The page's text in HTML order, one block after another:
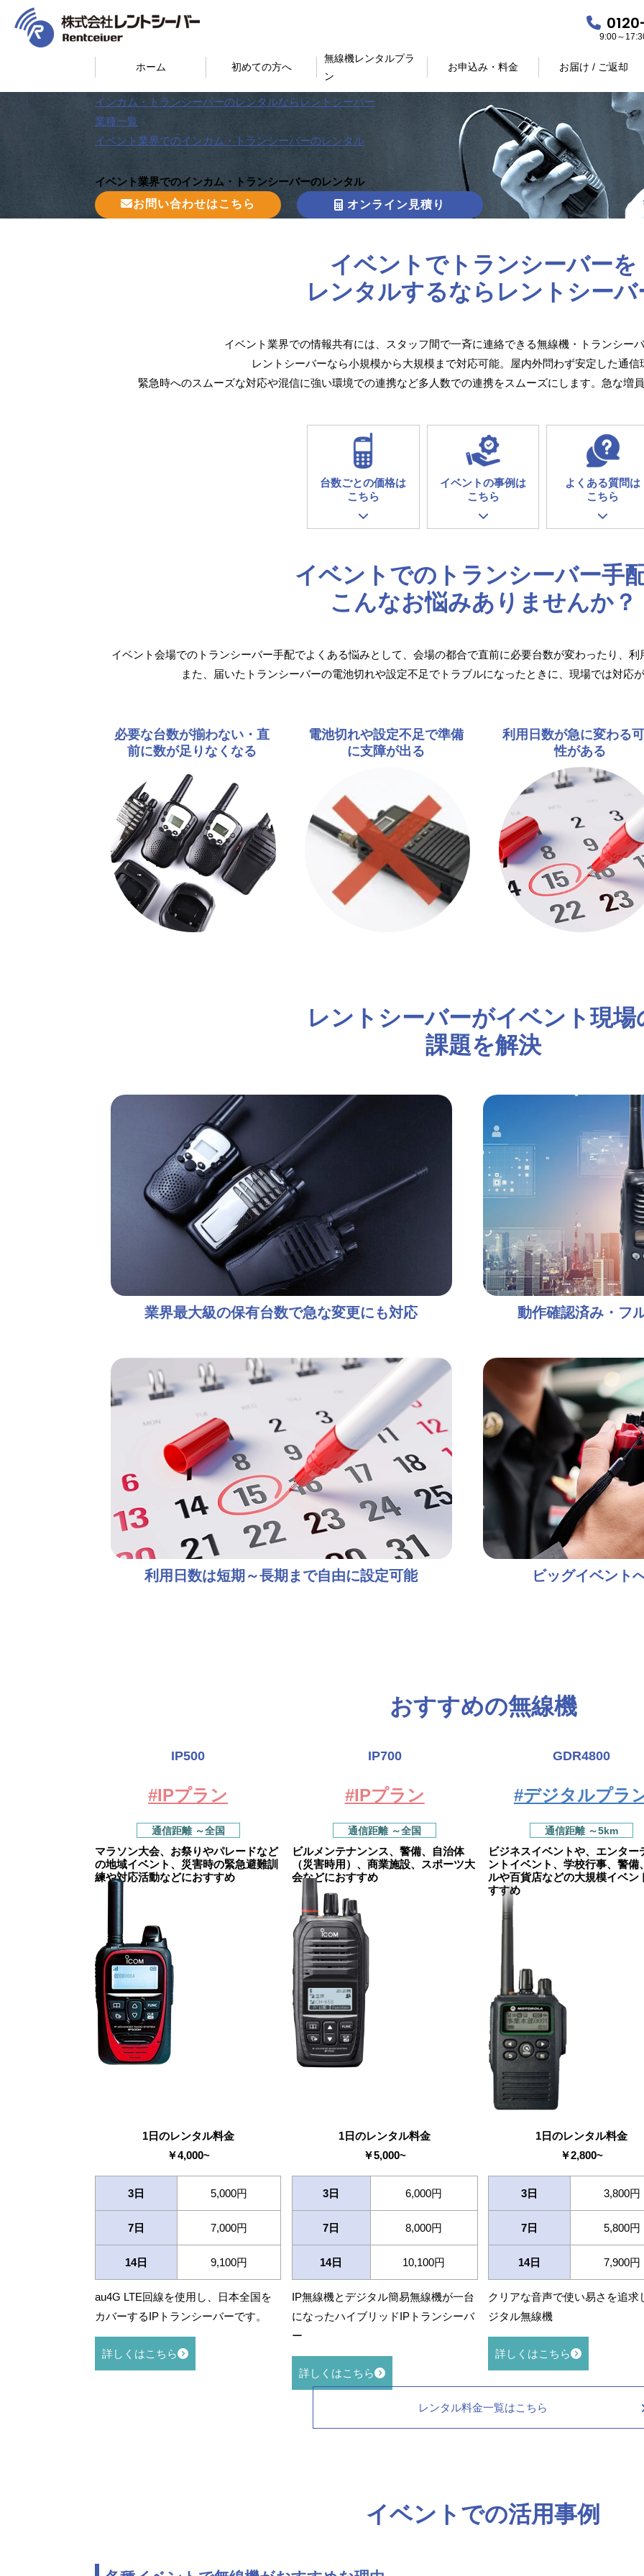
9:00～
ホーム 初めての方へ
無線機レンタルプラ
ン
お申込み・料金 お届け / ご返却
インカム・トランシーバーのレンタルならレントシーバー
業種一覧
イベント業界でのインカム・トランシーバーのレンタル
イベント業界でのインカム・トランシーバーのレンタル
お問い合わせはこちら
オンライン見積り
イベントでトランシーバーを
レンタルするならレントシーバ
イベント業界での情報共有には、スタッフ間で一斉に連絡できる無線機・トランシー
レントシーバーなら小規模から大規模まで対応可能。屋内外問わず安定した通信
緊急時へのスムーズな対応や混信に強い環境での連携など多人数での連携をスムーズにします。急な増
台数ごとの価格は
こちら
イベントの事例は
こちら
よくある質問は
こちら
イベントでのトランシーバー手
こんなお悩みありませんか？
イベント会場でのトランシーバー手配でよくある悩みとして、会場の都合で直前に必要台数が変わったり、
また、届いたトランシーバーの電池切れや設定不足でトラブルになったときに、現場では対応
必要な台数が揃わない・直
前に数が足りなくなる
電池切れや設定不足で準備
に支障が出る
利用日数が急に変わる
性がある
レントシーバーがイベント現場
課題を解決
業界最大級の保有台数で急な変更にも対応 動作確認済み・フ
利用日数は短期～長期まで自由に設定可能 ビッグイベント
おすすめの無線機
IP500
#IPプラン
通信距離 ～全国
マラソン大会、お祭りやパレードなど
の地域イベント、災害時の緊急避難訓
練や対応活動などにおすすめ
1日のレンタル料金
￥4,000~
3日 5,000円
7日 7,000円
14日 9,100円
au4G LTE回線を使用し、日本全国を
カバーするIPトランシーバーです。
詳しくはこちら
IP700
#IPプラン
通信距離 ～全国
ビルメンテナンンス、警備、自治体
（災害時用）、商業施設、スポーツ大
会などにおすすめ
1日のレンタル料金
￥5,000~
3日 6,000円
7日 8,000円
14日 10,100円
IP無線機とデジタル簡易無線機が一台
になったハイブリッドIPトランシーバ
ー
詳しくはこちら
GDR4800
#デジタルプラ
通信距離 ～5km
ビジネスイベントや、エンター
ントイベント、学校行事、警備
ルや百貨店などの大規模イベン
すすめ
1日のレンタル料金
￥2,800~
3日 3,800円
7日 5,800円
14日 7,900円
クリアな音声で使い易さを追求
ジタル無線機
詳しくはこちら
レンタル料金一覧はこちら
イベントでの活用事例